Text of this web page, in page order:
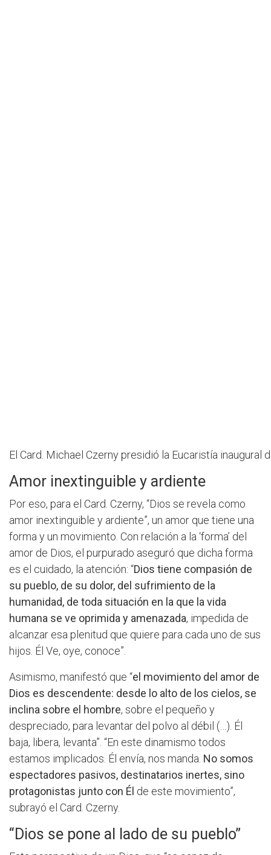
El Card. Michael Czerny presidió la Eucaristía inaugural
Amor inextinguible y ardiente
Por eso, para el Card. Czerny, “Dios se revela como
amor inextinguible y ardiente”, un amor que tiene una
forma y un movimiento. Con relación a la ‘forma’ del
amor de Dios, el purpurado aseguró que dicha forma
es el cuidado, la atención: “Dios tiene compasión de
su pueblo, de su dolor, del sufrimiento de la
humanidad, de toda situación en la que la vida
humana se ve oprimida y amenazada, impedida de
alcanzar esa plenitud que quiere para cada uno de sus
hijos. Él Ve, oye, conoce”.
Asimismo, manifestó que “el movimiento del amor de
Dios es descendente: desde lo alto de los cielos, se
inclina sobre el hombre, sobre el pequeño y
despreciado, para levantar del polvo al débil (…). Él
baja, libera, levanta”. “En este dinamismo todos
estamos implicados. Él envía, nos manda. No somos
espectadores pasivos, destinatarios inertes, sino
protagonistas junto con Él de este movimiento”,
subrayó el Card. Czerny.
“Dios se pone al lado de su pueblo”